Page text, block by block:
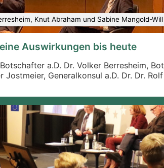
Knut Abraham und Sabine Mangold-
Auswirkungen bis heute
a.D. Dr. Volker Berresheim,
Generalkonsul a.D. Dr. Dr.